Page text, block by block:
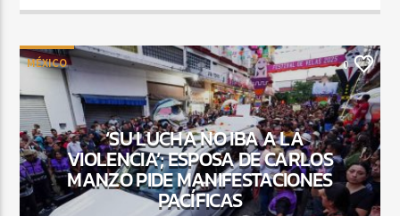
MÉXICO 0
‘SU LUCHA NO IBA A LA
VIOLENCIA’; ESPOSA DE CARLOS
MANZO PIDE MANIFESTACIONES
PACÍFICAS